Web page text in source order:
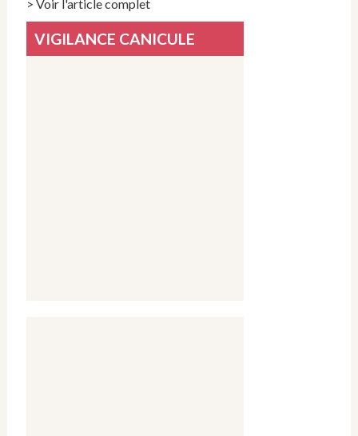
> Voir l'article complet
VIGILANCE CANICULE